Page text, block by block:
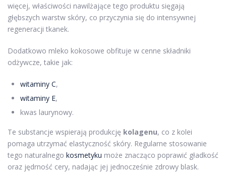
więcej, właściwości nawilżające tego produktu sięgają
głębszych warstw skóry, co przyczynia się do intensywnej
regeneracji tkanek.
Dodatkowo mleko kokosowe obfituje w cenne składniki
odżywcze, takie jak:
witaminy C,
witaminy E,
kwas laurynowy.
Te substancje wspierają produkcję kolagenu, co z kolei
pomaga utrzymać elastyczność skóry. Regularne stosowanie
tego naturalnego kosmetyku może znacząco poprawić gładkość
oraz jędrność cery, nadając jej jednocześnie zdrowy blask.